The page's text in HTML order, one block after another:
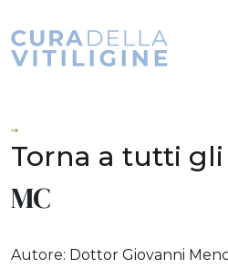
Torna a tutti
MC
Autore: Dottor Giovanni